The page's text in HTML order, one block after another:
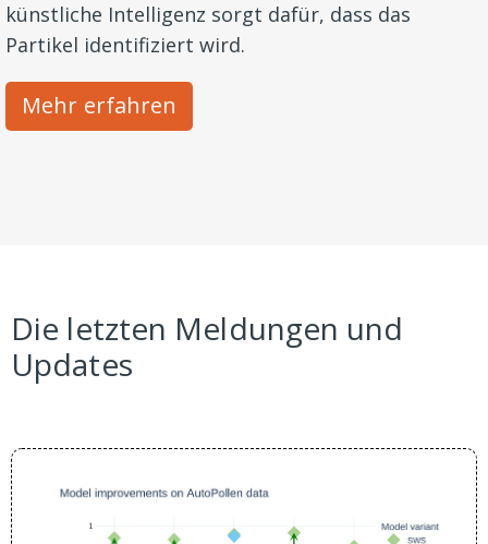
künstliche Intelligenz sorgt dafür, dass das
Partikel identifiziert wird.
Mehr erfahren
Die letzten Meldungen und
Updates